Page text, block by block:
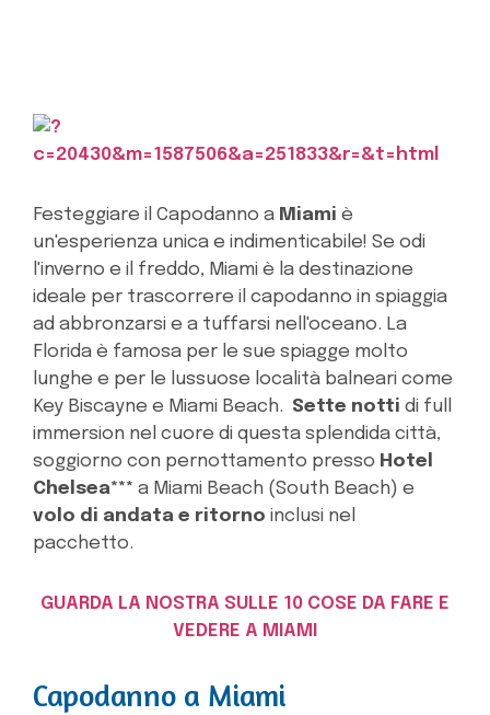
Festeggiare il Capodanno a Miami è
un'esperienza unica e indimenticabile! Se odi
l'inverno e il freddo, Miami è la destinazione
ideale per trascorrere il capodanno in spiaggia
ad abbronzarsi e a tuffarsi nell'oceano. La
Florida è famosa per le sue spiagge molto
lunghe e per le lussuose località balneari come
Key Biscayne e Miami Beach. Sette notti di full
immersion nel cuore di questa splendida città,
soggiorno con pernottamento presso Hotel
Chelsea*** a Miami Beach (South Beach) e
volo di andata e ritorno inclusi nel
pacchetto.
GUARDA LA NOSTRA SULLE 10 COSE DA FARE E
VEDERE A MIAMI
Capodanno a Miami